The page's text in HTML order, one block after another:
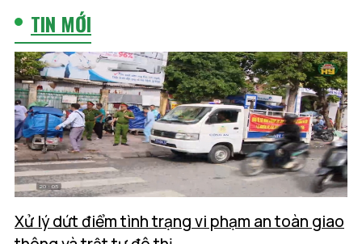
TIN MỚI
Xử lý dứt điểm tình trạng vi phạm an toàn giao